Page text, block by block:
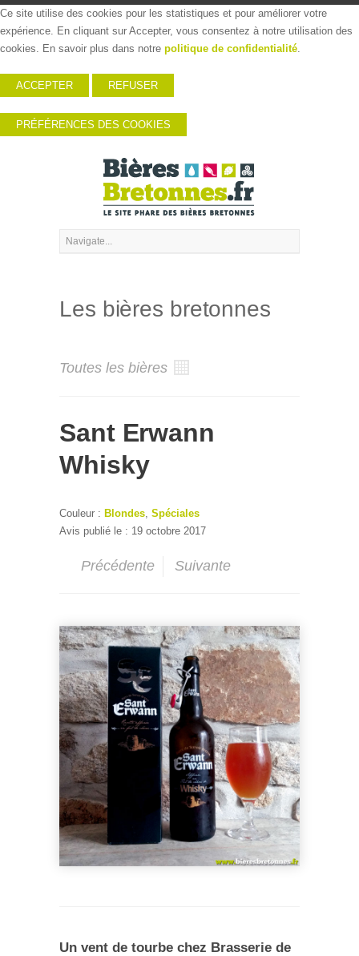
Ce site utilise des cookies pour les statistiques et pour améliorer votre
expérience. En cliquant sur Accepter, vous consentez à notre utilisation des
cookies. En savoir plus dans notre politique de confidentialité.
ACCEPTER REFUSER
PRÉFÉRENCES DES COOKIES
Les bières bretonnes
Toutes les bières
Sant Erwann
Whisky
Couleur : Blondes, Spéciales
Avis publié le : 19 octobre 2017
Précédente Suivante
Un vent de tourbe chez Brasserie de